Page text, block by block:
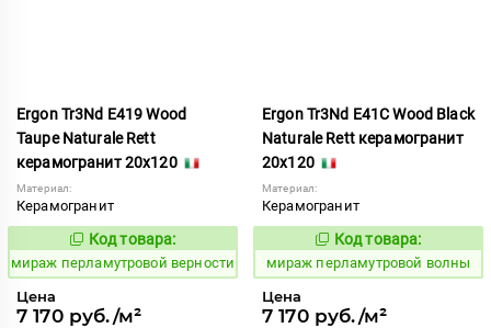
Ergon Tr3Nd E419 Wood
Taupe Naturale Rett
керамогранит 20x120
Материал:
Керамогранит
993256
Код товара:
мираж перламутровой верности
Цена
7 170 руб./м²
Ergon Tr3Nd E41C Wood Black
Naturale Rett керамогранит
20x120
Материал:
Керамогранит
993262
Код товара:
мираж перламутровой волны
Цена
7 170 руб./м²